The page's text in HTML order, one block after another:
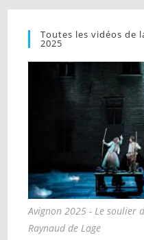
Toutes les vidéos de
2025
Avignon 2025 - Le soulier
Raynaud de Lage